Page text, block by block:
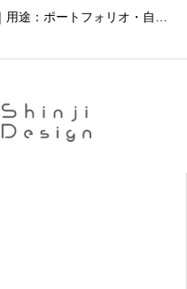
途：ポートフォリオ・自己